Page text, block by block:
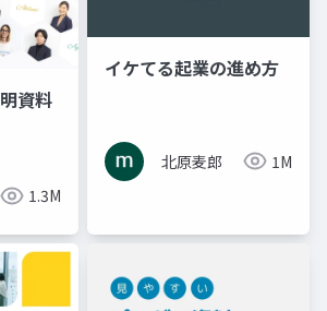
資料
1.3M
イケてる起業の進め方
北原麦郎 1M